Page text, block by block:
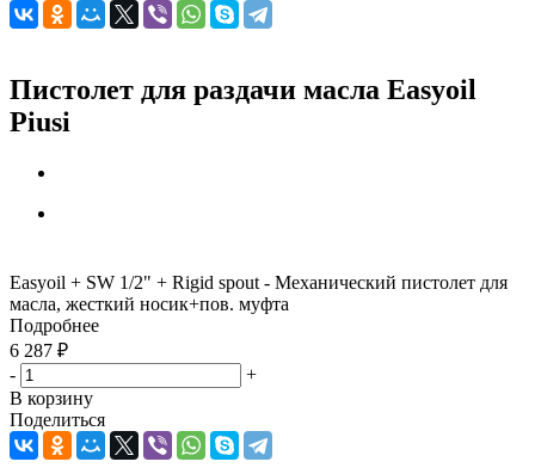
Пистолет для раздачи масла Easyoil
Piusi
Easyoil + SW 1/2" + Rigid spout - Механический пистолет для
масла, жесткий носик+пов. муфта
Подробнее
6 287 ₽
-
+
В корзину
Поделиться